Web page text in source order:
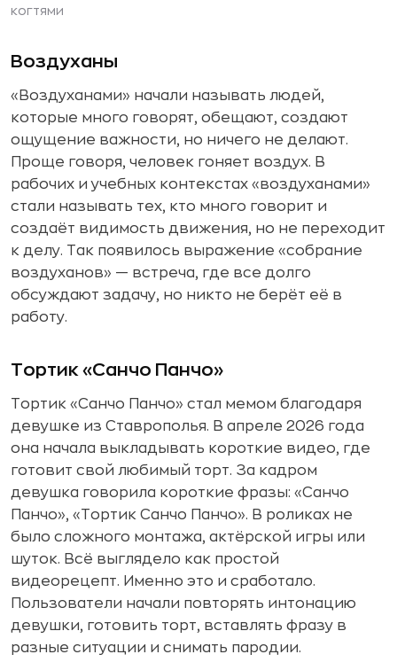
когтями
Воздуханы
«Воздуханами» начали называть людей,
которые много говорят, обещают, создают
ощущение важности, но ничего не делают.
Проще говоря, человек гоняет воздух. В
рабочих и учебных контекстах «воздуханами»
стали называть тех, кто много говорит и
создаёт видимость движения, но не переходит
к делу. Так появилось выражение «собрание
воздуханов» — встреча, где все долго
обсуждают задачу, но никто не берёт её в
работу.
Тортик «Санчо Панчо»
Тортик «Санчо Панчо» стал мемом благодаря
девушке из Ставрополья. В апреле 2026 года
она начала выкладывать короткие видео, где
готовит свой любимый торт. За кадром
девушка говорила короткие фразы: «Санчо
Панчо», «Тортик Санчо Панчо». В роликах не
было сложного монтажа, актёрской игры или
шуток. Всё выглядело как простой
видеорецепт. Именно это и сработало.
Пользователи начали повторять интонацию
девушки, готовить торт, вставлять фразу в
разные ситуации и снимать пародии.